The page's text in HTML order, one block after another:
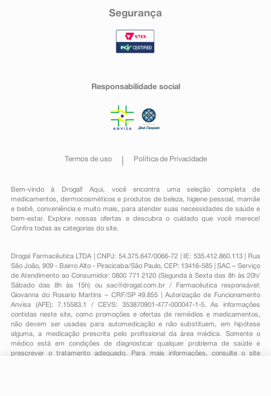
Segurança
Responsabilidade social
Termos de uso Política de Privacidade
Bem-vindo à Drogal! Aqui, você encontra uma seleção completa de
medicamentos , dermocosméticos e produtos de beleza, higiene pessoal ,mamãe
e bebê, conveniênciae muito mais, para atender suas necessidades de saúde e
bem-estar. Explore nossas ofertas e descubra o cuidado que você merece!
Confira todas as categorias do site.
Drogal Farmacêutica LTDA | CNPJ: 54.375.647/0066-72 | IE: 535.412.860.113 | Rua
São João, 909 - Bairro Alto - Piracicaba/São Paulo, CEP: 13416-585 | SAC – Serviço
de Atendimento ao Consumidor: 0800 771 2120 (Segunda à Sexta das 8h às 20h/
Sábado das 8h às 15h) ou sac@drogal.com.br/ Farmacêutica responsável:
Giovanna do Rosario Martins – CRF/SP 49.855 | Autorização de Funcionamento
Anvisa (AFE): 7.15583.1 / CEVS: 353870901-477-000047-1-5. As informações
contidas neste site, como promoções e ofertas de remédios e medicamentos,
não devem ser usadas para automedicação e não substituem, em hipótese
alguma, a medicação prescrita pelo profissional da área médica. Somente o
médico está em condições de diagnosticar qualquer problema de saúde e
prescrever o tratamento adequado. Para mais informações, consulte o site